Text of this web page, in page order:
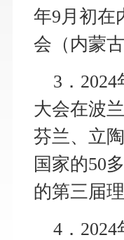
年9月初在
会（内蒙
3 ．
大会在波
芬兰、立
国家的50
的第三届
4 ．